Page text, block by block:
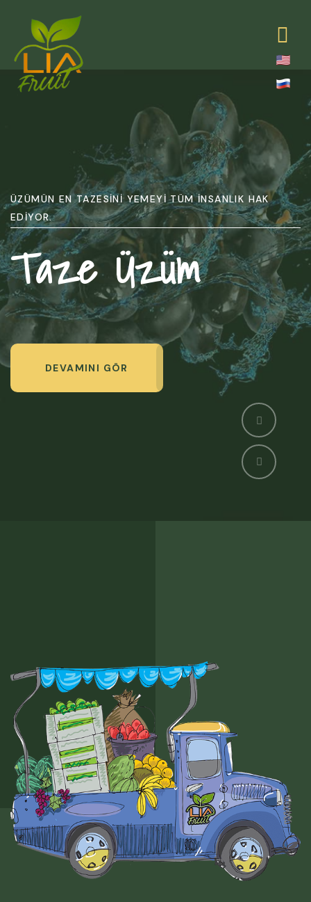
ÜZÜMÜN EN TAZESINI YEMEYI TÜM INSANLIK HAK
EDIYOR.
Taze Üzüm
DEVAMINI GÖR